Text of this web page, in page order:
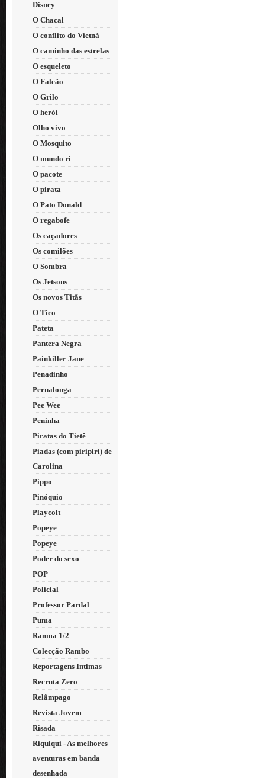
Disney
O Chacal
O conflito do Vietnã
O caminho das estrelas
O esqueleto
O Falcão
O Grilo
O herói
Olho vivo
O Mosquito
O mundo ri
O pacote
O pirata
O Pato Donald
O regabofe
Os caçadores
Os comilões
O Sombra
Os Jetsons
Os novos Titãs
O Tico
Pateta
Pantera Negra
Painkiller Jane
Penadinho
Pernalonga
Pee Wee
Peninha
Piratas do Tietê
Piadas (com piripiri) de
Carolina
Pippo
Pinóquio
Playcolt
Popeye
Popeye
Poder do sexo
POP
Policial
Professor Pardal
Puma
Ranma 1/2
Colecção Rambo
Reportagens Intimas
Recruta Zero
Relâmpago
Revista Jovem
Risada
Riquiqui - As melhores
aventuras em banda
desenhada